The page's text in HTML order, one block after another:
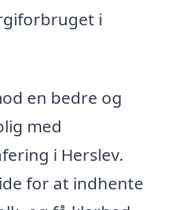
i
en bedre og
med
i Herslev.
for at indhente